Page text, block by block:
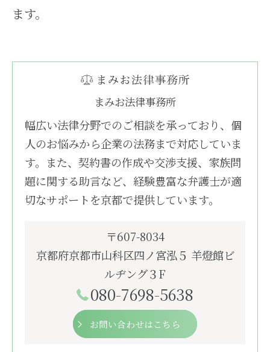
ます。
まみお法律事務所
幅広い法律分野でのご相談を承っており、個
人のお悩みから企業の法務まで対応していま
す。また、契約書の作成や交渉支援、家族問
題に関する助言など、経験豊富な弁護士が適
切なサポートを京都で提供しています。
〒607-8034
京都府京都市山科区四ノ宮泓５ 羊燈館ビ
ルヂング３F
080-7698-5638
お問い合わせはこちら